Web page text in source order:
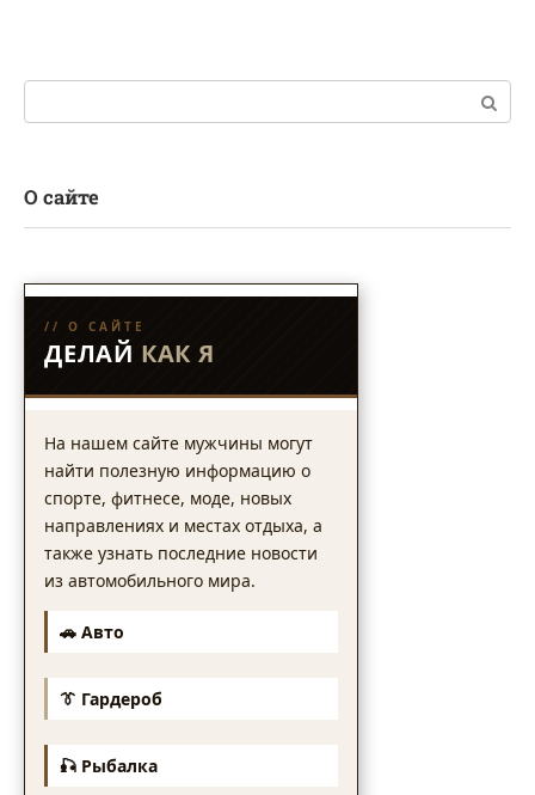
Поиск:
О сайте
// О САЙТЕ
ДЕЛАЙ КАК Я
На нашем сайте мужчины могут
найти полезную информацию о
спорте, фитнесе, моде, новых
направлениях и местах отдыха, а
также узнать последние новости
из автомобильного мира.
🚗 Авто
👔 Гардероб
🎣 Рыбалка